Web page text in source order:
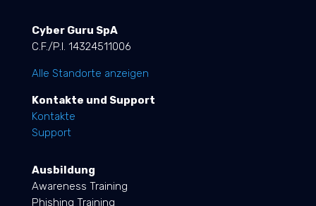
Cyber Guru SpA
C.F./P.I. 14324511006
Alle Standorte anzeigen
Kontakte und Support
Kontakte
Support
Ausbildung
Awareness Training
Phishing Training